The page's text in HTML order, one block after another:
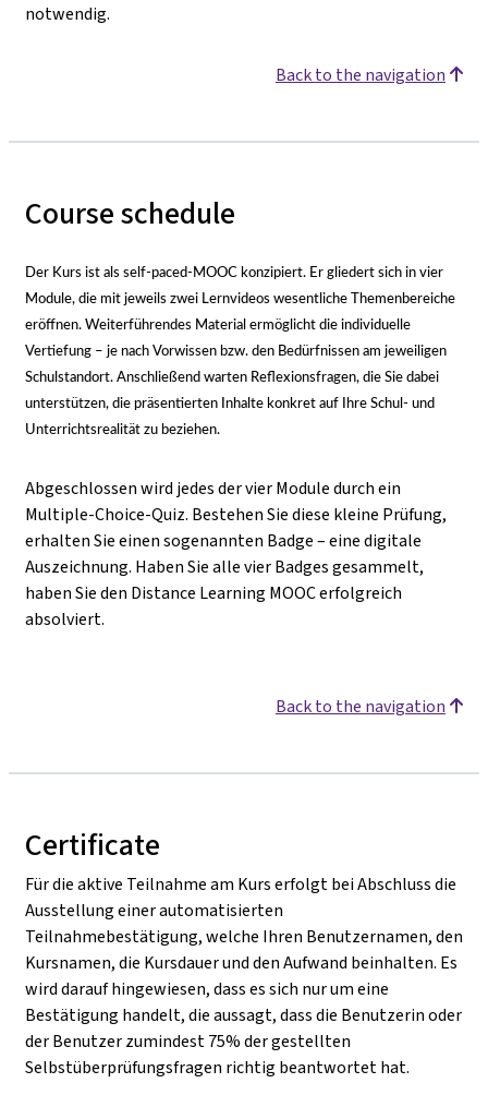
notwendig.
Back to the navigation
Course schedule
Der Kurs ist als self-paced-MOOC konzipiert. Er gliedert sich in vier
Module, die mit jeweils zwei Lernvideos wesentliche Themenbereiche
eröffnen. Weiterführendes Material ermöglicht die individuelle
Vertiefung – je nach Vorwissen bzw. den Bedürfnissen am jeweiligen
Schulstandort. Anschließend warten Reflexionsfragen, die Sie dabei
unterstützen, die präsentierten Inhalte konkret auf Ihre Schul- und
Unterrichtsrealität zu beziehen.
Abgeschlossen wird jedes der vier Module durch ein
Multiple-Choice-Quiz. Bestehen Sie diese kleine Prüfung,
erhalten Sie einen sogenannten Badge–eine digitale
Auszeichnung. Haben Sie alle vier Badges gesammelt,
haben Sie den Distance Learning MOOC erfolgreich
absolviert.
Back to the navigation
Certificate
Für die aktive Teilnahme am Kurs erfolgt bei Abschluss die
Ausstellung einer automatisierten
Teilnahmebestätigung, welche Ihren Benutzernamen, den
Kursnamen, die Kursdauer und den Aufwand beinhalten. Es
wird darauf hingewiesen, dass es sich nur um eine
Bestätigung handelt, die aussagt, dass die Benutzerin oder
der Benutzer zumindest 75% der gestellten
Selbstüberprüfungsfragen richtig beantwortet hat.